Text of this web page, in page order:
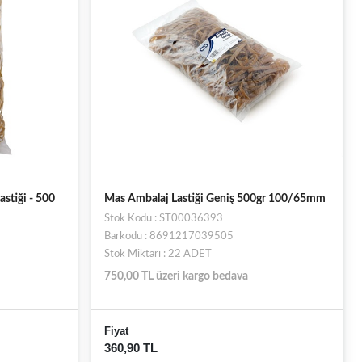
- 500 Mas Ambalaj Lastiği Geniş 500gr 100/65mm
Stok Kodu : ST00036393
Barkodu : 8691217039505
Stok Miktarı : 22 ADET
750,00 TL üzeri kargo bedava
Fiyat
360,90 TL